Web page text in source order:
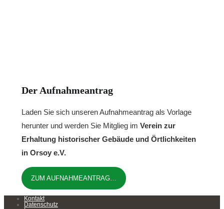
Der Aufnahmeantrag
Laden Sie sich unseren Aufnahmeantrag als Vorlage
herunter und werden Sie Mitglieg im Verein zur
Erhaltung historischer Gebäude und Örtlichkeiten
in Orsoy e.V.
ZUM AUFNAHMEANTRAG…
Kontakt
Datenschutz